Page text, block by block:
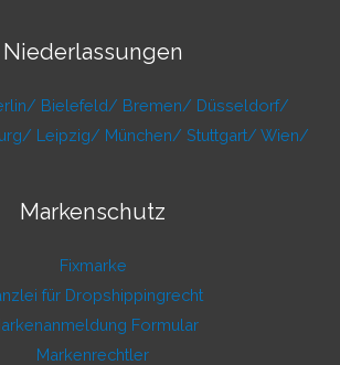
Niederlassungen
Bielefeld/ Bremen/ Düsseldorf/
Leipzig/ München/ Stuttgart/ Wien/
Markenschutz
Fixmarke
für Dropshippingrecht
Formular
Markenrechtler